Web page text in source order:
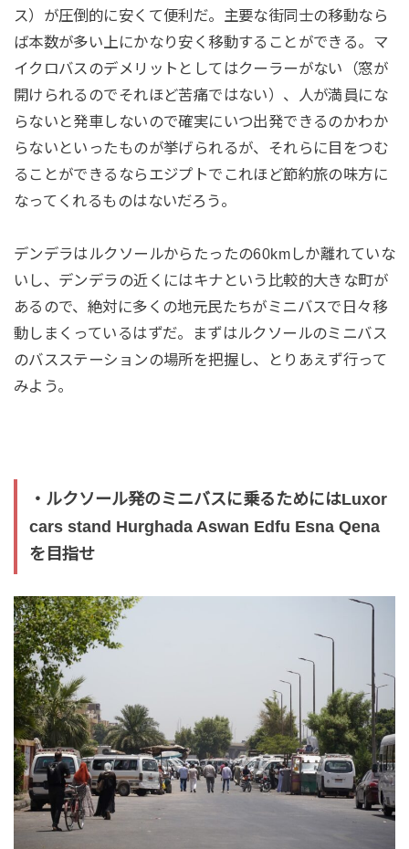
ス）が圧倒的に安くて便利だ。主要な街同士の移動なら
ば本数が多い上にかなり安く移動することができる。マ
イクロバスのデメリットとしてはクーラーがない（窓が
開けられるのでそれほど苦痛ではない）、人が満員にな
らないと発車しないので確実にいつ出発できるのかわか
らないといったものが挙げられるが、それらに目をつむ
ることができるならエジプトでこれほど節約旅の味方に
なってくれるものはないだろう。
デンデラはルクソールからたったの60kmしか離れていな
いし、デンデラの近くにはキナという比較的大きな町が
あるので、絶対に多くの地元民たちがミニバスで日々移
動しまくっているはずだ。まずはルクソールのミニバス
のバスステーションの場所を把握し、とりあえず行って
みよう。
・ルクソール発のミニバスに乗るためにはLuxor
cars stand Hurghada Aswan Edfu Esna Qena
を目指せ